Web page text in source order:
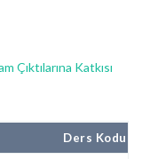
Çıktılarına Katkısı
Ders Kodu